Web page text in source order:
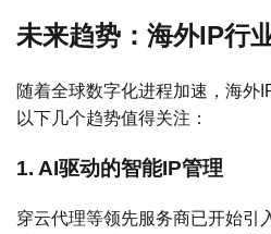
未来趋势：海外IP行
随着全球数字化进程加速，海外
以下几个趋势值得关注：
1. AI驱动的智能IP管理
穿云代理等领先服务商已开始引